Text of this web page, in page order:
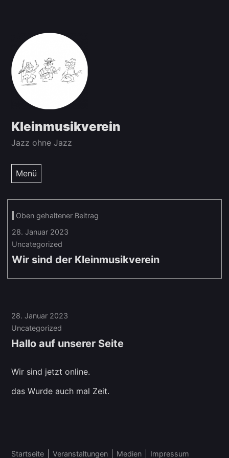
Inhalt
springen
Kleinmusikverein
Jazz ohne Jazz
Menü
Oben gehaltener Beitrag
28. Januar 2023
Uncategorized
Wir sind der Kleinmusikverein
28. Januar 2023
Uncategorized
Hallo auf unserer Seite
Wir sind jetzt online.
das Wurde auch mal Zeit.
Startseite Veranstaltungen Medien Impressum